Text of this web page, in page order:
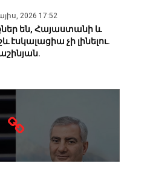
2026 17:52
են, Հայաստանի և
էսկալացիա չի լինելու.